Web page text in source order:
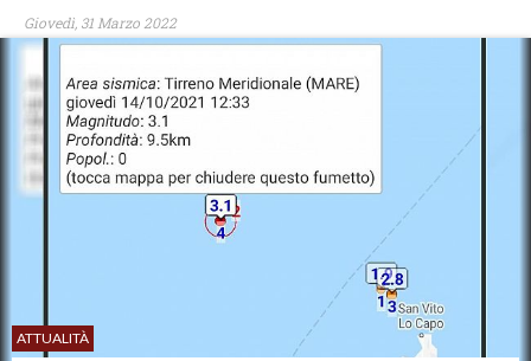
Giovedì, 31 Marzo 2022
ATTUALITÀ